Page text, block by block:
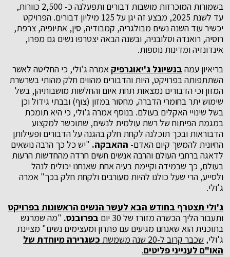
בשמורות המוכרזות מושבות דבורים ותפעלנה כ- 2,500 כוורות,
עד לשנת 2025, מבצע זה יגן על 125 מיליון דבורים. הפרויקט
יכשיר עוד השנה נשים מבולגריה, קמבודיה, סין, אתיופיה, צרפת,
רוסיה, רואנדה וסלובניה, ובשנה הבאה יצטרפו נשים גם מפרו,
אינדונזיה ומדינות נוספות.
בריאיון עמה בנשיונל ג'יאוגרפיק אמרה ג'ולי, כי החליטה לאשר
השתתפותה בפרויקט, היות והדבורים מהווים חלק מהותי בשרשרת
המזון וכי הדבורים נמצאות תחת איום והחלשות מושבותיהן, בשל
שימוש יתר בחומרי הדברה, מחסור במזון (צוף) ובבתי גידול וכן
בשל שינויי האקלים בעולם. בנוסף אמרה ג'ולי, כי היא תומכת
במגמת הפיתוח של רשת עולמית לנשים, שתוכשר למקצוע
הדבוראות ובכך תוכלנה לקחת חלק בהגנה על הדבורים ופעילותן
החיונית להמשך קיום האדם- ההאבקה. "יש כל כך הרבה נושאים
לדאגה ברחבי העולם והרבה אנשים חשים חרדה מהחדשות הרעות
בעולם, כך שבמידה וקיימת בעיה אחת שאנחנו יכולים לנהל
ולסייע, הרי שעל כולנו להיות מעורבים ולקחת חלק בכך" אמרה
ג'ולי.
ג'ולי תצטרף בחודש הבא לעשר הנשים הראשונות בפרויקט
ותעבור הליך הכשרה מזורז של 30 יום
בפרובנס. "מה שמרגש
בתוכנית הוא שאנחנו מגיעים עם פתרון ומעצימים נשים" מציינת
ג'ולי, שכבר קרוב ל-20 שנה משמשת
כשגרירה מיוחדת של
האו"ם לענייני פליטים.